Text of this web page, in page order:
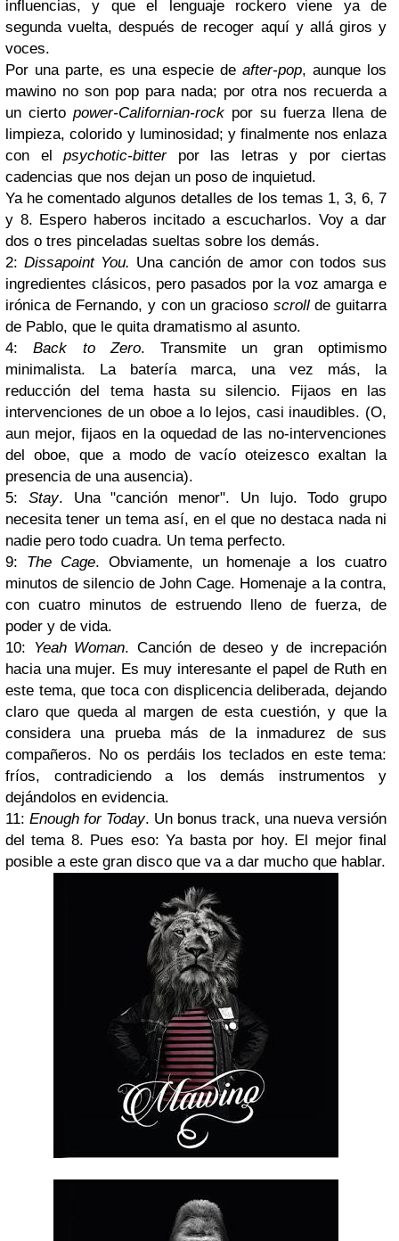
influencias, y que el lenguaje rockero viene ya de
segunda vuelta, después de recoger aquí y allá giros y
voces.
Por una parte, es una especie de after-pop, aunque los
mawino no son pop para nada; por otra nos recuerda a
un cierto power-Californian-rock por su fuerza llena de
limpieza, colorido y luminosidad; y finalmente nos enlaza
con el psychotic-bitterpor las letras y por ciertas
cadencias que nos dejan un poso de inquietud.
Ya he comentado algunos detalles de los temas 1, 3, 6, 7
y 8. Espero haberos incitado a escucharlos. Voy a dar
dos o tres pinceladas sueltas sobre los demás.
2: Dissapoint You. Una canción de amor con todos sus
ingredientes clásicos, pero pasados por la voz amarga e
irónica de Fernando, y con un gracioso scrollde guitarra
de Pablo, que le quita dramatismo al asunto.
4:Back to Zero. Transmite un gran optimismo
minimalista. La batería marca, una vez más, la
reducción del tema hasta su silencio. Fijaos en las
intervenciones de un oboe a lo lejos, casi inaudibles. (O,
aun mejor, fijaos en la oquedad de las no-intervenciones
del oboe, que a modo de vacío oteizesco exaltan la
presencia de una ausencia).
5: Stay. Una "canción menor". Un lujo. Todo grupo
necesita tener un tema así, en el que no destaca nada ni
nadie pero todo cuadra. Un tema perfecto.
9: The Cage. Obviamente, un homenaje a los cuatro
minutos de silencio de John Cage. Homenaje a la contra,
con cuatro minutos de estruendo lleno de fuerza, de
poder y de vida.
10:
Yeah Woman. Canción de deseo y de increpación
hacia una mujer. Es muy interesante el papel de Ruth en
este tema, que toca con displicencia deliberada, dejando
claro que queda al margen de esta cuestión, y que la
considera una prueba más de la inmadurez de sus
compañeros. No os perdáis los teclados en este tema:
fríos, contradiciendo a los demás instrumentos y
dejándolos en evidencia.
11: Enough for Today. Un bonus track, una nueva versión
del tema 8. Pues eso: Ya basta por hoy. El mejor final
posible a este gran disco que va a dar mucho que hablar.